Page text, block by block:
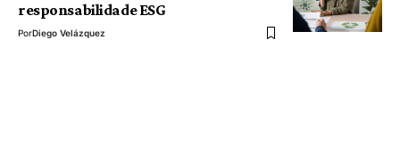
responsabilidade ESG
PorDiego Velázquez